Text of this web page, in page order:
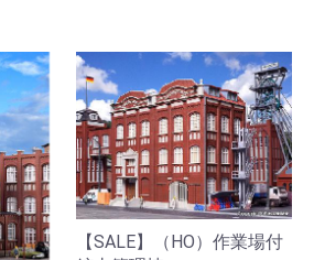
【SALE】（HO）作業場付